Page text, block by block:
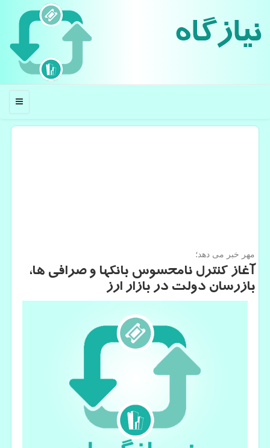
نیازگاه
منو
مهر خبر می دهد؛
آغاز كنترل نامحسوس بانكها و صرافی ها،
بازرسان دولت در بازار ارز